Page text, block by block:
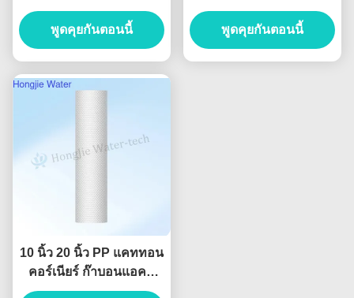
กำจัดไอออนเหล็กและ
แมงกานีส
พูดคุยกันตอนนี้
ปฏิเสธเกลือ 99%
พูดคุยกันตอนนี้
10 นิ้ว 20 นิ้ว PP แคททอน
คอร์เนียร์ ก๊าบอนแอคที
เวท ฟิลเตอร์สําหรับระบบ